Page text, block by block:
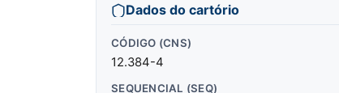
Dados do cartório
CÓDIGO (CNS)
12.384-4
SEQUENCIAL (SEQ)